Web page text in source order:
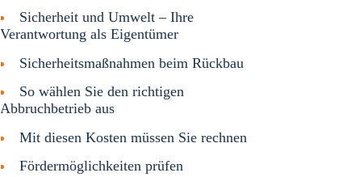
Sicherheit und Umwelt – Ihre
Verantwortung als Eigentümer
Sicherheitsmaßnahmen beim Rückbau
So wählen Sie den richtigen
Abbruchbetrieb aus
Mit diesen Kosten müssen Sie rechnen
Fördermöglichkeiten prüfen